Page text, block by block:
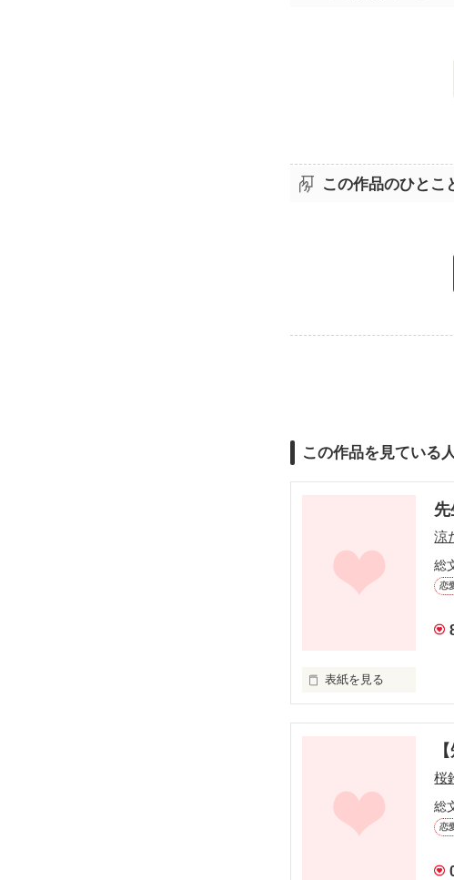
この作品のひとこ
この作品を見ている
涼
総
恋
表紙を見る
何事もないかのよう
あ、明日からって!?
桜
総
恋